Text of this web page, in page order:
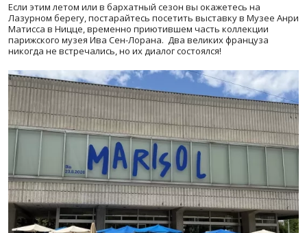
Если этим летом или в бархатный сезон вы окажетесь на
Лазурном берегу, постарайтесь посетить выставку в Музее Анри
Матисса в Ницце, временно приютившем часть коллекции
парижского музея Ива Сен-Лорана. Два великих француза
никогда не встречались, но их диалог состоялся!